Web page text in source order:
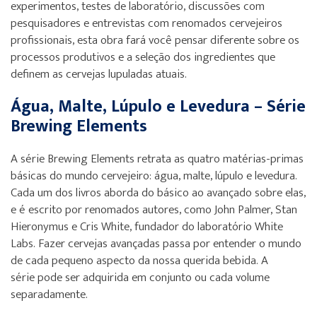
experimentos, testes de laboratório, discussões com
pesquisadores e entrevistas com renomados cervejeiros
profissionais, esta obra fará você pensar diferente sobre os
processos produtivos e a seleção dos ingredientes que
definem as cervejas lupuladas atuais.
Água, Malte, Lúpulo e Levedura – Série
Brewing Elements
A série Brewing Elements retrata as quatro matérias-primas
básicas do mundo cervejeiro: água, malte, lúpulo e levedura.
Cada um dos livros aborda do básico ao avançado sobre elas,
e é escrito por renomados autores, como John Palmer, Stan
Hieronymus e Cris White, fundador do laboratório White
Labs. Fazer cervejas avançadas passa por entender o mundo
de cada pequeno aspecto da nossa querida bebida. A
série pode ser adquirida em conjunto ou cada volume
separadamente.